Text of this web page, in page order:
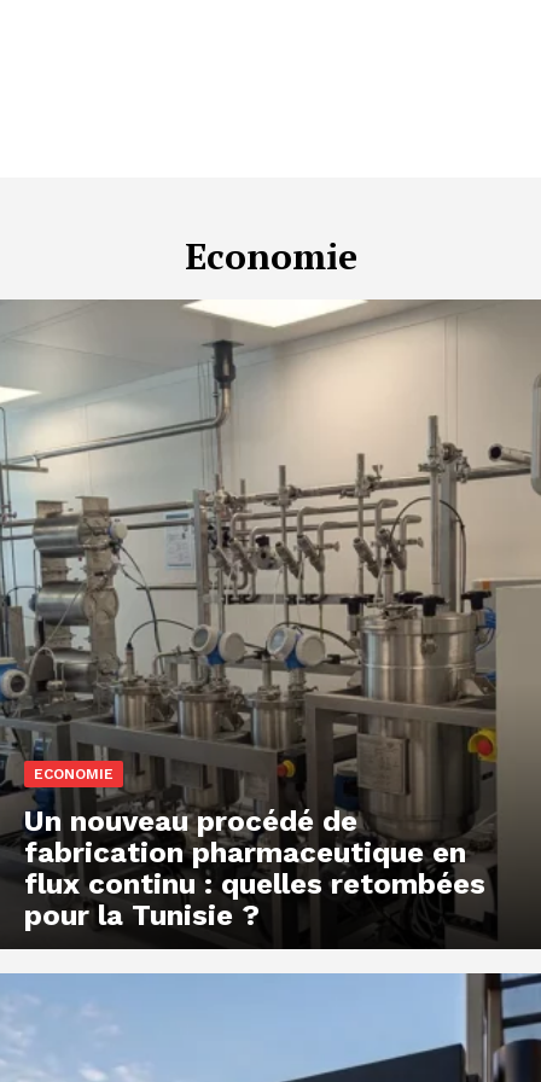
Economie
ECONOMIE
Un nouveau procédé de
fabrication pharmaceutique en
flux continu : quelles retombées
pour la Tunisie ?